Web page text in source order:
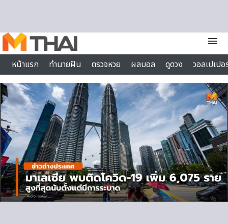
menu
หน้าแรก
ทำนายฝัน ตรวจหวย ผลบอล ดูดวง
วอลเปเป
ไลฟ์สไตล์